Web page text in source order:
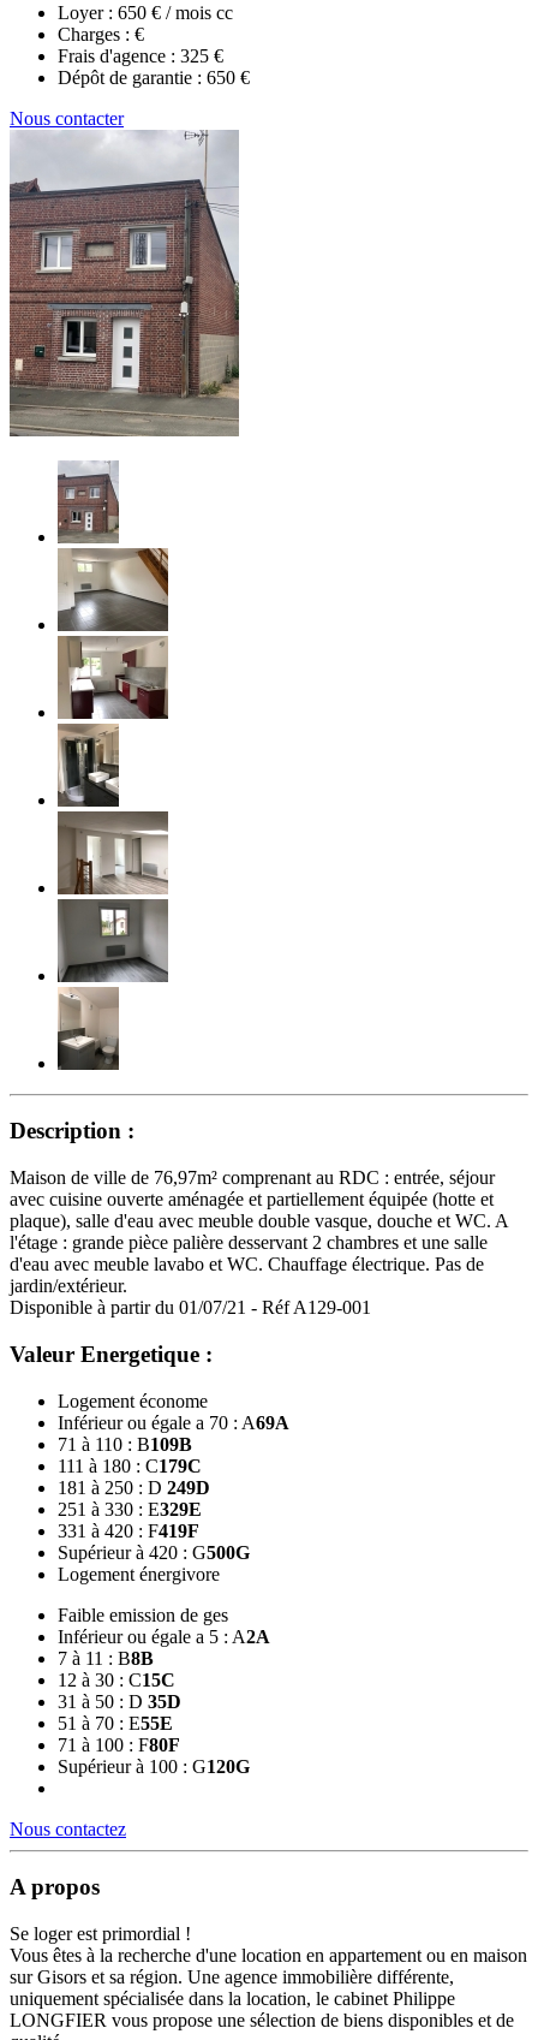
Loyer : 650 € / mois cc
Charges : €
Frais d'agence : 325 €
Dépôt de garantie : 650 €
Nous contacter
Description :
Maison de ville de 76,97m² comprenant au RDC : entrée, séjour
avec cuisine ouverte aménagée et partiellement équipée (hotte et
plaque), salle d'eau avec meuble double vasque, douche et WC. A
l'étage : grande pièce palière desservant 2 chambres et une salle
d'eau avec meuble lavabo et WC. Chauffage électrique. Pas de
jardin/extérieur.
Disponible à partir du 01/07/21 - Réf A129-001
Valeur Energetique :
Logement économe
Inférieur ou égale a 70 : A69A
71 à 110 : B109B
111 à 180 : C179C
181 à 250 : D 249D
251 à 330 : E329E
331 à 420 : F419F
Supérieur à 420 : G500G
Logement énergivore
Faible emission de ges
Inférieur ou égale a 5 : A2A
7 à 11 : B8B
12 à 30 : C15C
31 à 50 : D 35D
51 à 70 : E55E
71 à 100 : F80F
Supérieur à 100 : G120G
Nous contactez
A propos
Se loger est primordial !
Vous êtes à la recherche d'une location en appartement ou en maison
sur Gisors et sa région. Une agence immobilière différente,
uniquement spécialisée dans la location, le cabinet Philippe
LONGFIER vous propose une sélection de biens disponibles et de